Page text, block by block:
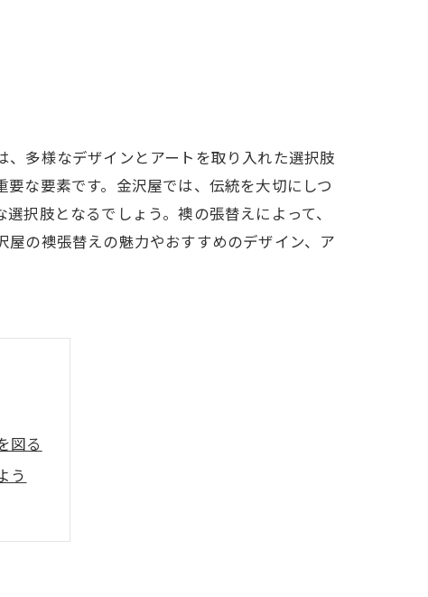
多様なデザインとアートを取り入れた選択肢
な要素です。金沢屋では、伝統を大切にしつ
択肢となるでしょう。襖の張替えによって、
の襖張替えの魅力やおすすめのデザイン、ア
図る
う